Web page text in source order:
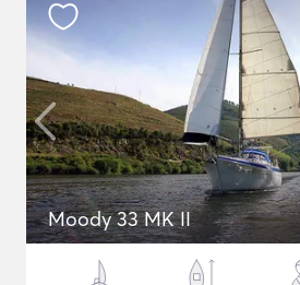
Moody 33 MK II